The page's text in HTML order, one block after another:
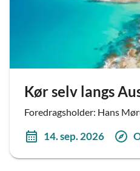
Kør selv langs
Foredragsholder: Hans
14. sep. 2026